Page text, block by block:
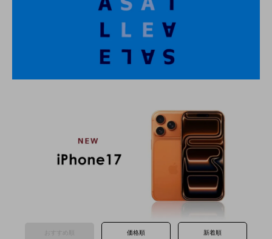
おすすめ順 価格順 新着順